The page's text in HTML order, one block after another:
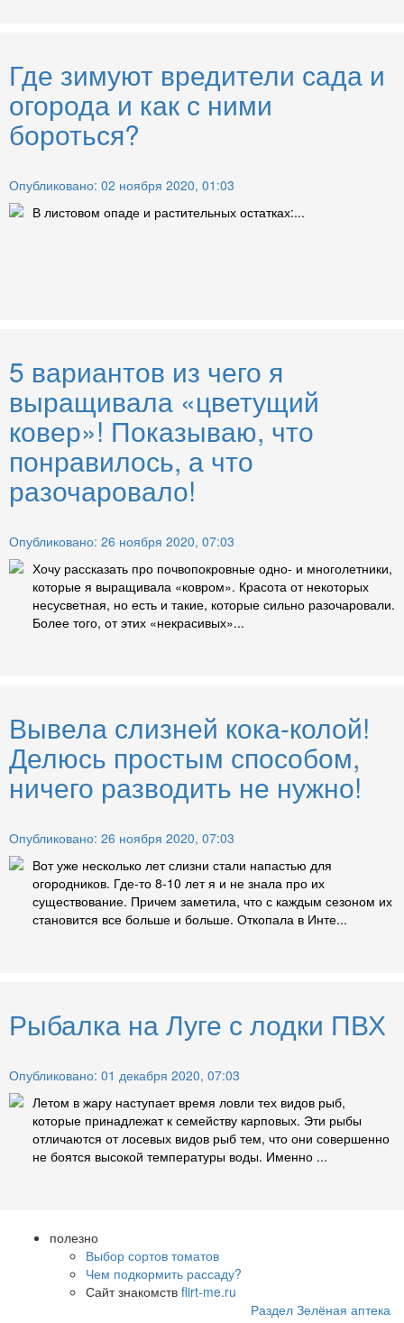
Где зимуют вредители сада и
огорода и как с ними
бороться?
Опубликовано: 02 ноября 2020, 01:03
В листовом опаде и растительных остатках:...
5 вариантов из чего я
выращивала «цветущий
ковер»! Показываю, что
понравилось, а что
разочаровало!
Опубликовано: 26 ноября 2020, 07:03
Хочу рассказать про почвопокровные одно- и многолетники,
которые я выращивала «ковром». Красота от некоторых
несусветная, но есть и такие, которые сильно разочаровали.
Более того, от этих «некрасивых»...
Вывела слизней кока-колой!
Делюсь простым способом,
ничего разводить не нужно!
Опубликовано: 26 ноября 2020, 07:03
Вот уже несколько лет слизни стали напастью для
огородников. Где-то 8-10 лет я и не знала про их
существование. Причем заметила, что с каждым сезоном их
становится все больше и больше. Откопала в Инте...
Рыбалка на Луге с лодки ПВХ
Опубликовано: 01 декабря 2020, 07:03
Летом в жару наступает время ловли тех видов рыб,
которые принадлежат к семейству карповых. Эти рыбы
отличаются от лосевых видов рыб тем, что они совершенно
не боятся высокой температуры воды. Именно ...
полезно
Выбор сортов томатов
Чем подкормить рассаду?
Сайт знакомств flirt-me.ru
Раздел Зелёная аптека